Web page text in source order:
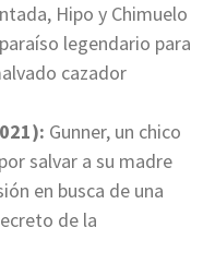
Hipo y Chimuelo
legendario para
cazador
Gunner, un chico
salvar a su madre
en busca de una
de la